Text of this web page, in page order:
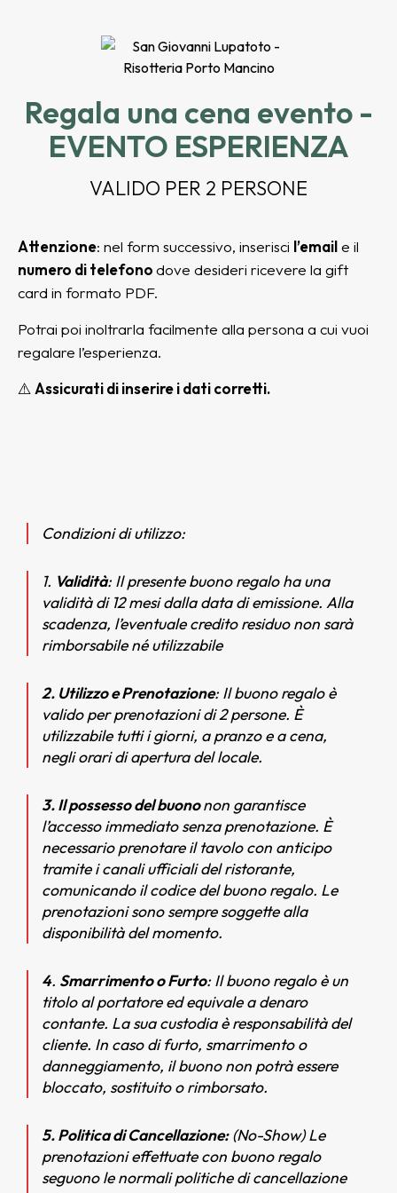
Regala una cena evento -
EVENTO ESPERIENZA
VALIDO PER 2 PERSONE
Attenzione: nel form successivo, inserisci l’emaile il
numero di telefonodove desideri ricevere la gift
card in formato PDF.
Potrai poi inoltrarla facilmente alla persona a cui vuoi
regalare l’esperienza.
⚠️ Assicurati di inserire i dati corretti.
Condizioni di utilizzo:
1. Validità: Il presente buono regalo ha una
validità di 12 mesi dalla data di emissione. Alla
scadenza, l’eventuale credito residuo non sarà
rimborsabile né utilizzabile
2. Utilizzo e Prenotazione: Il buono regalo è
valido per prenotazioni di 2 persone. È
utilizzabile tutti i giorni, a pranzo e a cena,
negli orari di apertura del locale.
3. Il possesso del buononon garantisce
l’accesso immediato senza prenotazione. È
necessario prenotare il tavolo con anticipo
tramite i canali ufficiali del ristorante,
comunicando il codice del buono regalo. Le
prenotazioni sono sempre soggette alla
disponibilità del momento.
4. Smarrimento o Furto: Il buono regalo è un
titolo al portatore ed equivale a denaro
contante. La sua custodia è responsabilità del
cliente. In caso di furto, smarrimento o
danneggiamento, il buono non potrà essere
bloccato, sostituito o rimborsato.
5. Politica di Cancellazione:(No-Show) Le
prenotazioni effettuate con buono regalo
seguono le normali politiche di cancellazione